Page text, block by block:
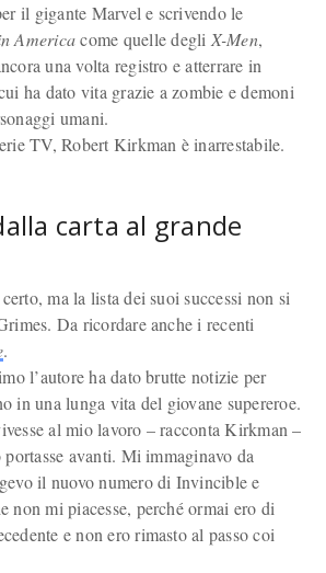
il gigante Marvel e scrivendo le
Americacome quelle degli X-Men,
una volta registro e atterrare in
ha dato vita grazie a zombie e demoni
umani.
TV, Robert Kirkman è inarrestabile.
carta al grande
ma la lista dei suoi successi non si
Da ricordare anche i recenti
.
l’autore ha dato brutte notizie per
in una lunga vita del giovane supereroe.
al mio lavoro – racconta Kirkman –
avanti. Mi immaginavo da
il nuovo numero di Invincible e
non mi piacesse, perché ormai ero di
e non ero rimasto al passo coi